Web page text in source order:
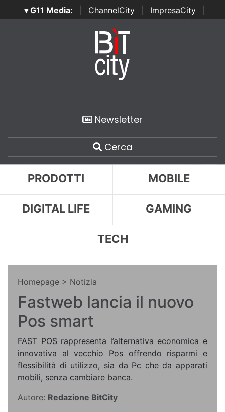
▾ G11 Media: ChannelCity ImpresaCity
SecurityOpenLab | Italian Channel Awards | Italian
Italian Security Awards
Newsletter
Cerca
PRODOTTI MOBILE
DIGITAL LIFE GAMING
TECH
Homepage > Notizia
Fastweb lancia il nuovo
Pos smart
FAST POS rappresenta l’alternativa economica e
innovativa al vecchio Pos offrendo risparmi e
flessibilità di utilizzo, sia da Pc che da apparati
mobili, senza cambiare banca.
Autore: Redazione BitCity